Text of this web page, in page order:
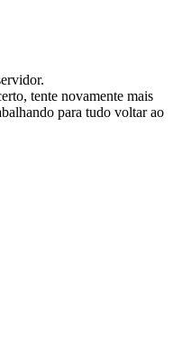
tente novamente mais
para tudo voltar ao